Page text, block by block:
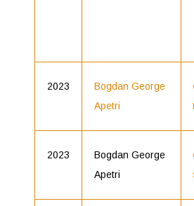
2023
Bogdan George
Apetri
2023
Bogdan George
Apetri